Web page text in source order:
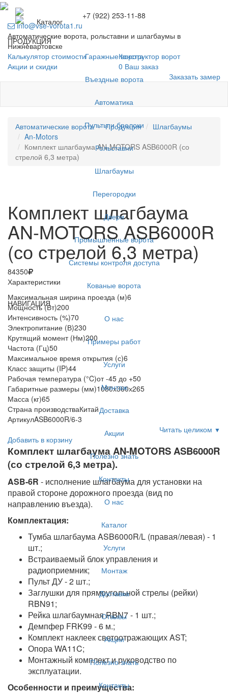
Каталог
ПРОДУКЦИЯ
Гаражные ворота
Въездные ворота
Автоматика
Пульты и брелоки
Рольставни
Шлагбаумы
Перегородки
Двери
Промышленные ворота
Системы контроля доступа
Кованые ворота
НАВИГАЦИЯ
О нас
Примеры работ
Услуги
Монтаж
Доставка
Акции
Полезно знать
Контакты
О нас
Каталог
Услуги
Монтаж
Доставка
Отзывы
Акции
Полезно знать
Контакты
+7 (922) 253-11-88
info@vse-vorota1.ru
Автоматические ворота, рольставни и шлагбаумы в
Нижневартовске
Калькулятор стоимости
Конструктор ворот
Акции и скидки
0 Ваш заказ
Заказать замер
Автоматические ворота Продукция
Шлагбаумы
An-Motors
Комплект шлагбаума AN-MOTORS ASB6000R (со
стрелой 6,3 метра)
Комплект шлагбаума
AN-MOTORS ASB6000R
(со стрелой 6,3 метра)
84350
Характеристики
Максимальная ширина проезда (м)6
Мощность (Вт)200
Интенсивность (%)70
Электропитание (В)230
Крутящий момент (Нм)200
Частота (Гц)50
Максимальное время открытия (с)6
Класс защиты (IP)44
Рабочая температура (°C)от -45 до +50
Габаритные размеры (мм)1080х360х265
Масса (кг)65
Страна производстваКитай
АртикулASB6000R/6-3
Читать целиком ▼
Добавить в корзину
Комплект шлагбаума AN-MOTORS ASB6000R
(со стрелой 6,3 метра).
ASB-6R - исполнение шлагбаума для установки на
правой стороне дорожного проезда (вид по
направлению въезда).
Комплектация:
Тумба шлагбаума ASB6000R/L (правая/левая) - 1
шт.;
Встраиваемый блок управления и
радиоприемник;
Пульт ДУ - 2 шт.;
Заглушки для прямоугольной стрелы (рейки)
RBN91;
Рейка шлагбаумная RBN7 - 1 шт.;
Демпфер FRK99 - 6 м.;
Комплект наклеек светоотражающих AST;
Опора WA11C;
Монтажный комплект и руководство по
эксплуатации.
Особенности и преимущества: